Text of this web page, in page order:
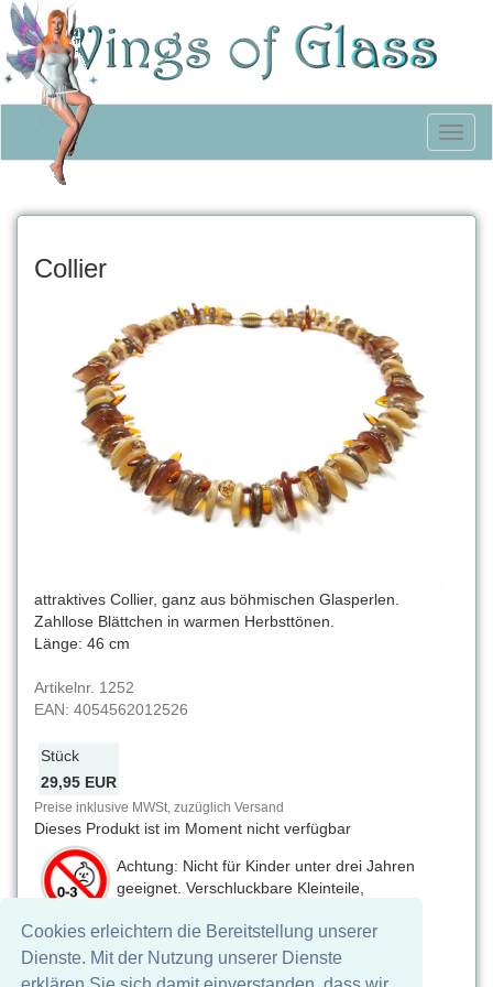
Cookies erleichtern die Bereitstellung unserer
Dienste. Mit der Nutzung unserer Dienste
Collier
attraktives Collier, ganz aus böhmischen Glasperlen.
Zahllose Blättchen in warmen Herbsttönen.
Länge: 46 cm
Artikelnr. 1252
EAN: 4054562012526
Stück
29,95 EUR
Preise inklusive MWSt, zuzüglich Versand
Dieses Produkt ist im Moment nicht verfügbar
Achtung: Nicht für Kinder unter drei Jahren
geeignet. Verschluckbare Kleinteile,
Auf Facebook teilen